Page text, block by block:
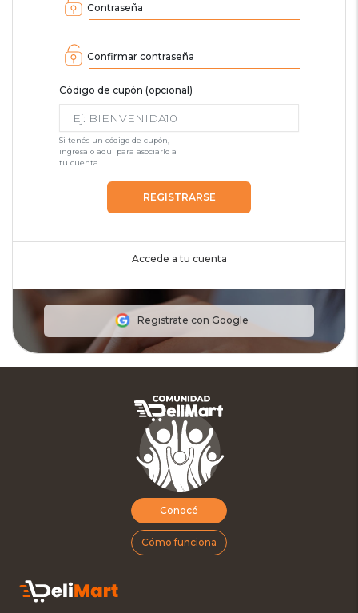
Contraseña
Confirmar contraseña
Código de cupón (opcional)
Si tenés un código de cupón,
ingresalo aquí para asociarlo a
tu cuenta.
REGISTRARSE
Accede a tu cuenta
Registrate con Google
Conocé
Cómo funciona